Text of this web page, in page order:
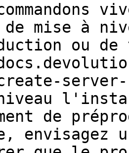
de mise à
ou
de
envisagez